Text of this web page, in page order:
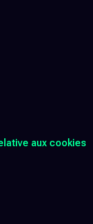
aux cookies